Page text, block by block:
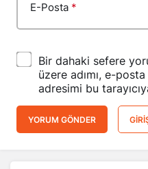
E-Posta *
Bir dahaki sefere
üzere adımı, e-
adresimi bu
YORUM GÖNDER